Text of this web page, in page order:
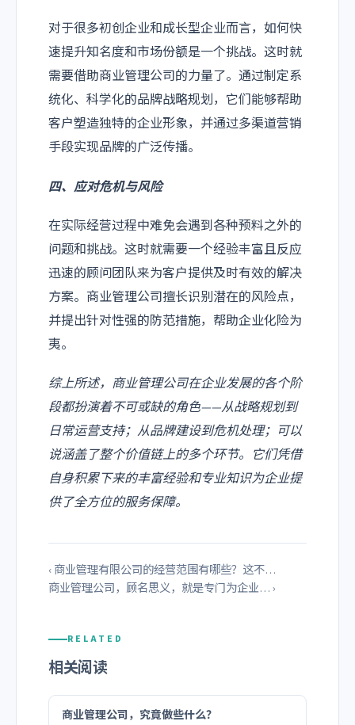
对于很多初创企业和成长型企业而言，如何快
速提升知名度和市场份额是一个挑战。这时就
需要借助商业管理公司的力量了。通过制定系
统化、科学化的品牌战略规划，它们能够帮助
客户塑造独特的企业形象，并通过多渠道营销
手段实现品牌的广泛传播。
四、应对危机与风险
在实际经营过程中难免会遇到各种预料之外的
问题和挑战。这时就需要一个经验丰富且反应
迅速的顾问团队来为客户提供及时有效的解决
方案。商业管理公司擅长识别潜在的风险点，
并提出针对性强的防范措施，帮助企业化险为
夷。
综上所述，商业管理公司在企业发展的各个阶
段都扮演着不可或缺的角色——从战略规划到
日常运营支持；从品牌建设到危机处理；可以
说涵盖了整个价值链上的多个环节。它们凭借
自身积累下来的丰富经验和专业知识为企业提
供了全方位的服务保障。
‹ 商业管理有限公司的经营范围有哪些？这不…
商业管理公司，顾名思义，就是专门为企业… ›
RELATED
相关阅读
商业管理公司，究竟做些什么？